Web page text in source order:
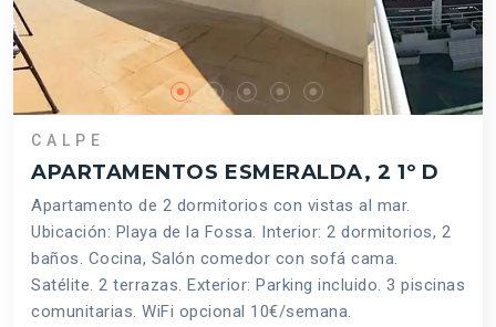
CALPE
APARTAMENTOS ESMERALDA, 2 1º D
Apartamento de 2 dormitorios con vistas al mar.
Ubicación: Playa de la Fossa. Interior: 2 dormitorios, 2
baños. Cocina, Salón comedor con sofá cama.
Satélite. 2 terrazas. Exterior: Parking incluido. 3 piscinas
comunitarias. WiFi opcional 10€/semana.